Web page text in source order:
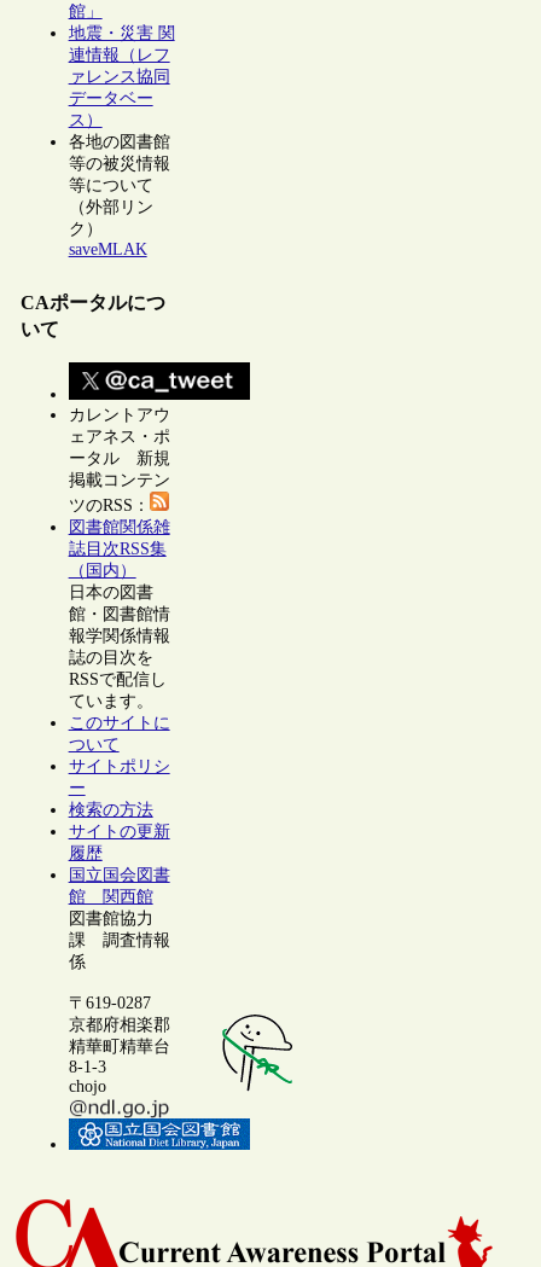
館」
地震・災害 関
連情報（レフ
ァレンス協同
データベー
ス）
各地の図書館
等の被災情報
等について
（外部リン
ク）
saveMLAK
CAポータルにつ
いて
カレントアウ
ェアネス・ポ
ータル 新規
掲載コンテン
ツのRSS：
図書館関係雑
誌目次RSS集
（国内）
日本の図書
館・図書館情
報学関係情報
誌の目次を
RSSで配信し
ています。
このサイトに
ついて
サイトポリシ
ー
検索の方法
サイトの更新
履歴
国立国会図書
館 関西館
図書館協力
課 調査情報
係
〒619-0287
京都府相楽郡
精華町精華台
8-1-3
chojo